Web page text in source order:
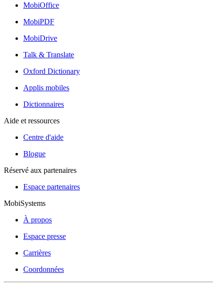
MobiOffice
MobiPDF
MobiDrive
Talk & Translate
Oxford Dictionary
Applis mobiles
Dictionnaires
Aide et ressources
Centre d'aide
Blogue
Réservé aux partenaires
Espace partenaires
MobiSystems
À propos
Espace presse
Carrières
Coordonnées